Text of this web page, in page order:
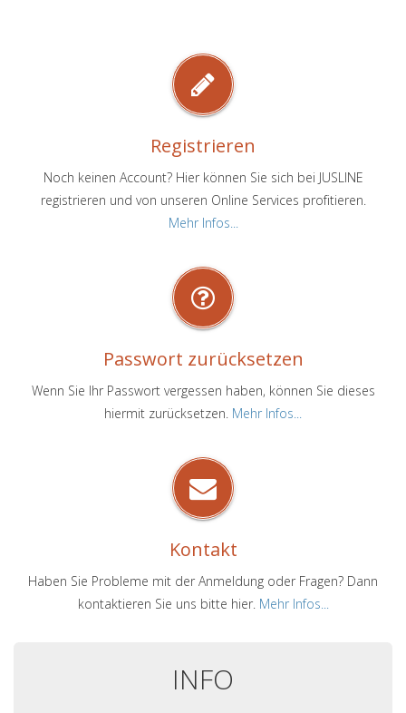
Registrieren
Noch keinen Account? Hier können Sie sich bei JUSLINE
registrieren und von unseren Online Services profitieren.
Mehr Infos...
Passwort zurücksetzen
Wenn Sie Ihr Passwort vergessen haben, können Sie dieses
hiermit zurücksetzen. Mehr Infos...
Kontakt
Haben Sie Probleme mit der Anmeldung oder Fragen? Dann
kontaktieren Sie uns bitte hier. Mehr Infos...
INFO